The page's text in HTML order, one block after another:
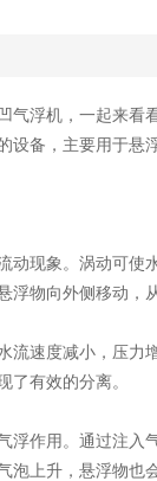
气浮机，一起来看
设备，主要用于
动现象。涡动可
物向外侧移动，
流速度减小，压
了有效的分离。
浮作用。通过注
泡上升，悬浮物也